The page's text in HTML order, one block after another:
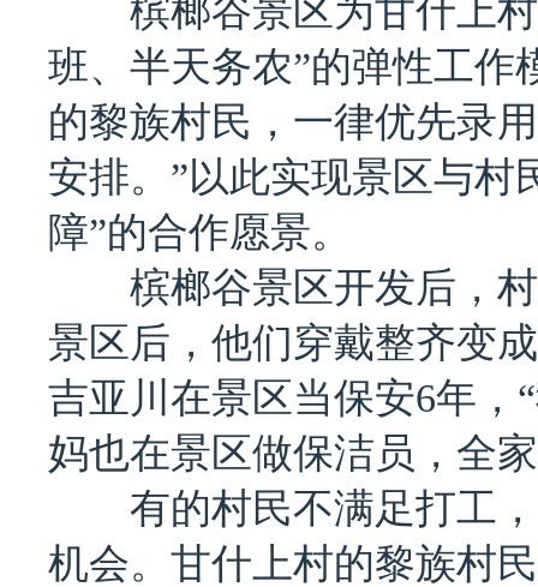
槟榔谷景区为甘什上村
班、半天务农”的弹性工作
的黎族村民，一律优先录
安排。”以此实现景区与村
障”的合作愿景。
槟榔谷景区开发后，村
景区后，他们穿戴整齐变
吉亚川在景区当保安6年，
妈也在景区做保洁员，全
有的村民不满足打工，
机会。甘什上村的黎族村